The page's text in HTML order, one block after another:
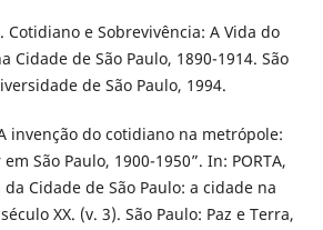
Cotidiano e Sobrevivência: A Vida do
Cidade de São Paulo, 1890-1914. São
de São Paulo, 1994.
invenção do cotidiano na metrópole:
São Paulo, 1900-1950”. In: PORTA,
Cidade de São Paulo: a cidade na
XX. (v. 3). São Paulo: Paz e Terra,